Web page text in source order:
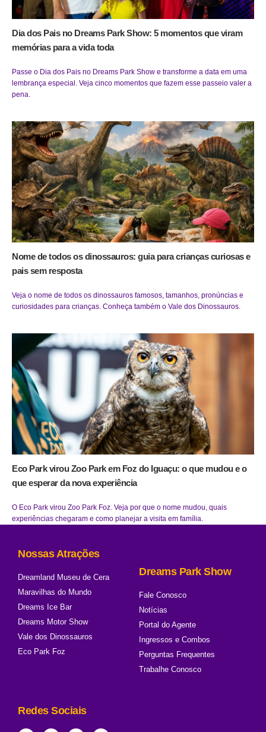
Dia dos Pais no Dreams Park Show: 5 momentos que viram
memórias para a vida toda
Passe o Dia dos Pais no Dreams Park Show e transforme a data em uma
lembrança especial. Veja cinco momentos que fazem esse passeio valer a
pena.
Nome de todos os dinossauros: guia para crianças curiosas e
pais sem resposta
Veja o nome de todos os dinossauros famosos, tamanhos, pronúncias e
curiosidades para crianças. Conheça também o Vale dos Dinossauros.
Eco Park virou Zoo Park em Foz do Iguaçu: o que mudou e o
que esperar da nova experiência
O Eco Park virou Zoo Park Foz. Veja por que o nome mudou, quais
experiências chegaram e como planejar a visita em família.
Nossas Atrações
Dreamland Museu de Cera
Maravilhas do Mundo
Dreams Ice Bar
Dreams Motor Show
Vale dos Dinossauros
Eco Park Foz
Dreams Park Show
Fale Conosco
Notícias
Portal do Agente
Ingressos e Combos
Perguntas Frequentes
Trabalhe Conosco
Redes Sociais